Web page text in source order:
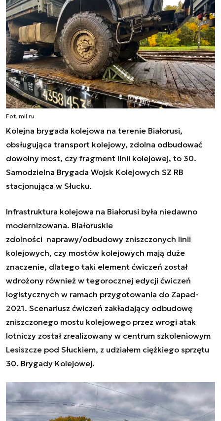
Fot. mil.ru
Kolejna brygada kolejowa na terenie Białorusi,
obsługująca transport kolejowy, zdolna odbudować
dowolny most, czy fragment linii kolejowej, to 30.
Samodzielna Brygada Wojsk Kolejowych SZ RB
stacjonująca w Słucku.
Infrastruktura kolejowa na Białorusi była niedawno
modernizowana. Białoruskie
zdolności naprawy/odbudowy zniszczonych linii
kolejowych, czy mostów kolejowych mają duże
znaczenie, dlatego taki element ćwiczeń został
wdrożony również w tegorocznej edycji ćwiczeń
logistycznych w ramach przygotowania do Zapad-
2021. Scenariusz ćwiczeń zakładający odbudowę
zniszczonego mostu kolejowego przez wrogi atak
lotniczy został zrealizowany w centrum szkoleniowym
Lesiszcze pod Słuckiem, z udziałem ciężkiego sprzętu
30. Brygady Kolejowej.